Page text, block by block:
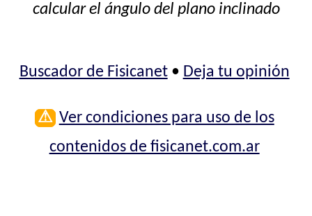
calcular el ángulo del plano inclinado
Buscador de Fisicanet• Deja tu opinión
⚠ Ver condiciones para uso de los
contenidos de fisicanet.com.ar